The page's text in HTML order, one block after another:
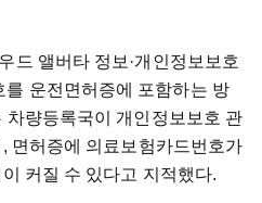
드 앨버타 정보·개인정보보호
운전면허증에 포함하는 방
차량등록국이 개인정보보호 관
면허증에 의료보험카드번호가
커질 수 있다고 지적했다.